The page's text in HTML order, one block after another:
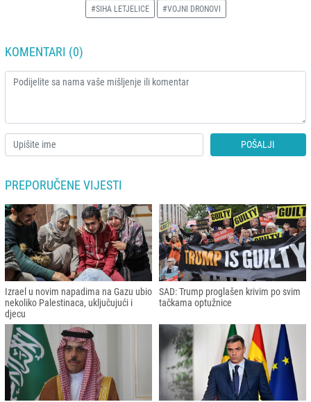
#SIHA LETJELICE #VOJNI DRONOVI
KOMENTARI (0)
POŠALJI
PREPORUČENE VIJESTI
Izrael u novim napadima na Gazu ubio
nekoliko Palestinaca, uključujući i
djecu
SAD: Trump proglašen krivim po svim
tačkama optužnice